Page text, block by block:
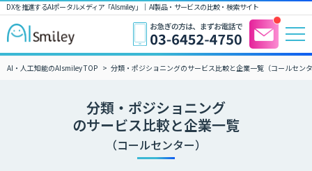
DXを推進するAIポータルメディア「AIsmiley」｜ AI製品・サービスの比較・検索サイト
AI・人工知能のAIsmiley TOP 分類・ポジショニングのサービス比較と企業一覧（コールセン
分類・ポジショニング
のサービス比較と企業一覧
（コールセンター）